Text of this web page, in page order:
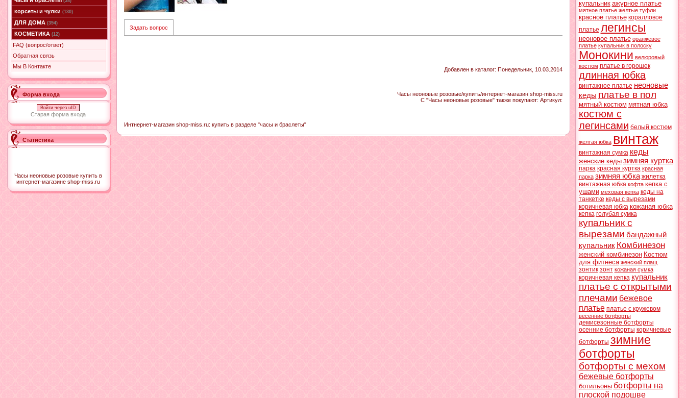
корсеты и чулки(130)
ДЛЯ ДОМА(394)
КОСМЕТИКА(12)
FAQ (вопрос/ответ)
Обратная связь
Мы В Контакте
Форма входа
Войти через uID
Старая форма входа
Статистика
Часы неоновые розовые купить в
интернет-магазине shop-miss.ru
Задать вопрос
Добавлен в каталог: Понедельник, 10.03.2014
Часы неоновые розовые/купить/интернет-магазин shop-miss.ru
С "Часы неоновые розовые" также покупают: Артикул:
Интнернет-магазин shop-miss.ru: купить в разделе "часы и браслеты"
купальник ажурное платье
мятное платье желтые туфли
красное платье коралловое
платье легинсы
неоновое платье оранжевое
платье купальник в полоску
Монокини велюровый
костюм платье в горошек
длинная юбка
винтажное платье неоновые
кеды платье в пол
мятный костюм мятная юбка
костюм с
легинсами белый костюм
желтая юбка винтаж
винтажная сумка кеды
женские кеды зимняя куртка
парка красная куртка красная
парка зимняя юбка жилетка
винтажная юбка кофта кепка с
ушами меховая кепка кеды на
танкетке кеды с вырезами
коричневая юбка кожаная юбка
кепка голубая сумка
купальник с
вырезами бандажный
купальник Комбинезон
женский комбинезон Костюм
для фитнеса женский плащ
зонтик зонт кожаная сумка
коричневая кепка купальник
платье с открытыми
плечами бежевое
платье платье с кружевом
весенние ботфорты
демисезонные ботфорты
осенние ботфорты коричневые
ботфорты зимние
ботфорты
ботфорты с мехом
бежевые ботфорты
ботильоны ботфорты на
плоской подошве